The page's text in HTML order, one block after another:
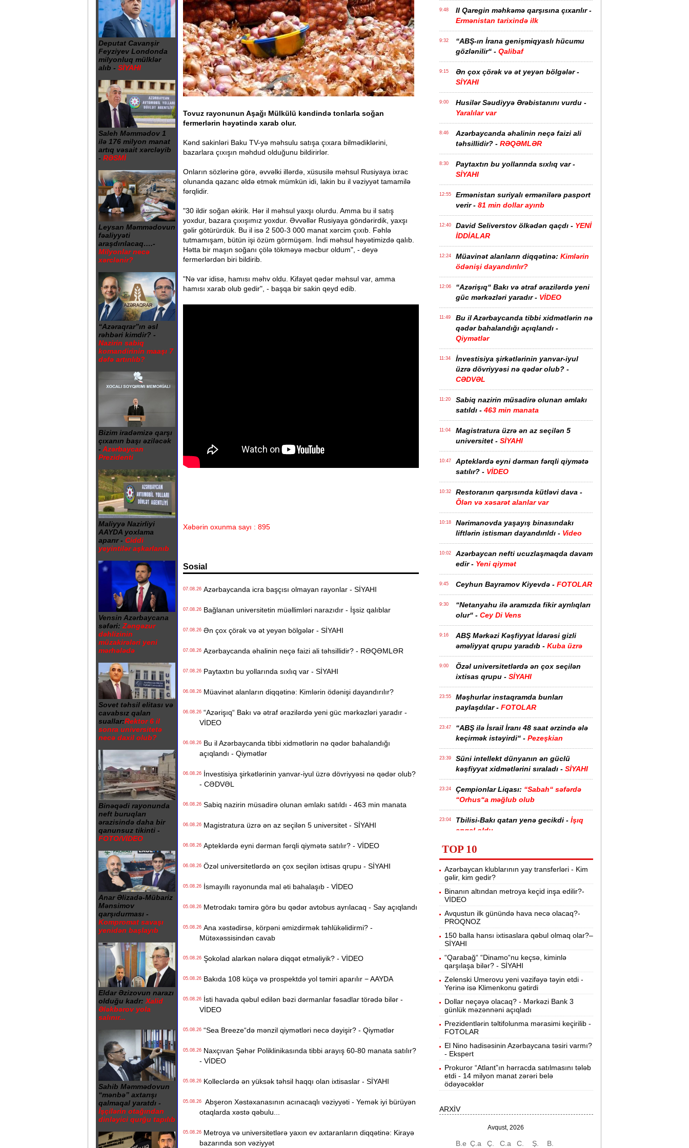
Deputat Cavanşir
Feyziyev Londonda
milyonluq mülklər
alıb - SİYAHI
Saleh Məmmədov 1
ilə 176 milyon manat
artıq vəsait xərcləyib
- RƏSMİ
Leysan Məmmədovun
fəaliyyəti
araşdırılacaq….-
Milyonlar necə
xərclənir?
“Azəraqrar”ın əsl
rəhbəri kimdir? -
Nazirin sabiq
komandirinin maaşı 7
dəfə artırılıb?
Bizim iradəmizə qarşı
çıxanın başı əziləcək
- Azərbaycan
Prezidenti
Maliyyə Nazirliyi
AAYDA yoxlama
aparır - Ciddi
yeyintilər aşkarlanıb
Vensin Azərbaycana
səfəri: Zəngəzur
dəhlizinin
müzakirələri yeni
mərhələdə
Sovet təhsil elitası və
cavabsız qalan
suallar:Rektor 6 il
sonra universitetə
necə daxil olub?
Binəqədi rayonunda
neft buruqları
ərazisində daha bir
qanunsuz tikinti -
FOTO/VİDEO
Anar Əlizadə-Mübariz
Mənsimov
qarşıdurması -
Kompromat savaşı
yenidən başlayıb
Eldar Əzizovun narazı
olduğu kadr: Xalid
Ələkbərov yola
salınır...
Sahib Məmmədovun
“mənbə” axtarışı
qalmaqal yaratdı -
İşçilərin otağından
dinləyici qurğu tapılıb
Tovuz rayonunun Aşağı Mülkülü kəndində tonlarla soğan
fermerlərin həyətində xarab olur.
Kənd sakinləri Baku TV-yə məhsulu satışa çıxara bilmədiklərini,
bazarlara çıxışın məhdud olduğunu bildirirlər.
Onların sözlərinə görə, əvvəlki illərdə, xüsusilə məhsul Rusiyaya ixrac
olunanda qazanc əldə etmək mümkün idi, lakin bu il vəziyyət tamamilə
fərqlidir.
"30 ildir soğan əkirik. Hər il məhsul yaxşı olurdu. Amma bu il satış
yoxdur, bazara çıxışımız yoxdur. Əvvəllər Rusiyaya göndərirdik, yaxşı
gəlir götürürdük. Bu il isə 2 500-3 000 manat xərcim çıxıb. Fəhlə
tutmamışam, bütün işi özüm görmüşəm. İndi məhsul həyətimizdə qalıb.
Hətta bir maşın soğanı çölə tökməyə məcbur oldum", - deyə
fermerlərdən biri bildirib.
"Nə var idisə, hamısı məhv oldu. Kifayət qədər məhsul var, amma
hamısı xarab olub gedir", - başqa bir sakin qeyd edib.
Xəbərin oxunma sayı : 895
Sosial
07.08.26Azərbaycanda icra başçısı olmayan rayonlar - SİYAHI
07.08.26Bağlanan universitetin müəllimləri narazıdır - İşsiz qalıblar
07.08.26Ən çox çörək və ət yeyən bölgələr - SİYAHI
07.08.26Azərbaycanda əhalinin neçə faizi ali təhsillidir? - RƏQƏMLƏR
07.08.26Paytaxtın bu yollarında sıxlıq var - SİYAHI
06.08.26Müavinət alanların diqqətinə: Kimlərin ödənişi dayandırılır?
06.08.26“Azərişıq“ Bakı və ətraf ərazilərdə yeni güc mərkəzləri yaradır -
VİDEO
06.08.26Bu il Azərbaycanda tibbi xidmətlərin nə qədər bahalandığı
açıqlandı - Qiymətlər
06.08.26İnvestisiya şirkətlərinin yanvar-iyul üzrə dövriyyəsi nə qədər olub?
- CƏDVƏL
06.08.26Sabiq nazirin müsadirə olunan əmlakı satıldı - 463 min manata
06.08.26Magistratura üzrə ən az seçilən 5 universitet - SİYAHI
06.08.26Apteklərdə eyni dərman fərqli qiymətə satılır? - VİDEO
06.08.26Özəl universitetlərdə ən çox seçilən ixtisas qrupu - SİYAHI
05.08.26İsmayıllı rayonunda mal əti bahalaşıb - VİDEO
05.08.26Metrodakı təmirə görə bu qədər avtobus ayrılacaq - Say açıqlandı
05.08.26Ana xəstədirsə, körpəni əmizdirmək təhlükəlidirmi? -
Mütəxəssisindən cavab
05.08.26Şokolad alarkən nələrə diqqət etməliyik? - VİDEO
05.08.26Bakıda 108 küçə və prospektdə yol təmiri aparılır − AAYDA
05.08.26İsti havada qəbul edilən bəzi dərmanlar fəsadlar törədə bilər -
VİDEO
05.08.26“Sea Breeze“də mənzil qiymətləri necə dəyişir? - Qiymətlər
05.08.26Naxçıvan Şəhər Poliklinikasında tibbi arayış 60-80 manata satılır?
- VİDEO
05.08.26Kolleclərdə ən yüksək təhsil haqqı olan ixtisaslar - SİYAHI
05.08.26Abşeron Xəstəxanasının acınacaqlı vəziyyəti - Yemək iyi bürüyən
otaqlarda xəstə qəbulu...
05.08.26Metroya və universitetlərə yaxın ev axtaranların diqqətinə: Kirayə
bazarında son vəziyyət
9:48
II Qaregin məhkəmə qarşısına çıxarılır -
Ermənistan tarixində ilk
9:32
“ABŞ-ın İrana genişmiqyaslı hücumu
gözlənilir“ - Qalibaf
9:15
Ən çox çörək və ət yeyən bölgələr -
SİYAHI
9:00
Husilər Səudiyyə Ərəbistanını vurdu -
Yaralılar var
8:46
Azərbaycanda əhalinin neçə faizi ali
təhsillidir? - RƏQƏMLƏR
8:30
Paytaxtın bu yollarında sıxlıq var -
SİYAHI
12:55
Ermənistan suriyalı ermənilərə pasport
verir - 81 min dollar ayırıb
12:40 David Seliverstov ölkədən qaçdı - YENİ
İDDİALAR
12:24 Müavinət alanların diqqətinə: Kimlərin
ödənişi dayandırılır?
12:06
“Azərişıq“ Bakı və ətraf ərazilərdə yeni
güc mərkəzləri yaradır - VİDEO
11:49
Bu il Azərbaycanda tibbi xidmətlərin nə
qədər bahalandığı açıqlandı -
Qiymətlər
11:34
İnvestisiya şirkətlərinin yanvar-iyul
üzrə dövriyyəsi nə qədər olub? -
CƏDVƏL
11:20
Sabiq nazirin müsadirə olunan əmlakı
satıldı - 463 min manata
11:04
Magistratura üzrə ən az seçilən 5
universitet - SİYAHI
10:47
Apteklərdə eyni dərman fərqli qiymətə
satılır? - VİDEO
10:32
Restoranın qarşısında kütləvi dava -
Ölən və xəsarət alanlar var
10:18
Nərimanovda yaşayış binasındakı
liftlərin istismarı dayandırıldı - Video
10:02
Azərbaycan nefti ucuzlaşmaqda davam
edir - Yeni qiymət
9:45 Ceyhun Bayramov Kiyevdə - FOTOLAR
9:30
“Netanyahu ilə aramızda fikir ayrılıqları
olur“ - Cey Di Vens
9:16
ABŞ Mərkəzi Kəşfiyyat İdarəsi gizli
əməliyyat qrupu yaradıb - Kuba üzrə
9:00
Özəl universitetlərdə ən çox seçilən
ixtisas qrupu - SİYAHI
23:55
Məşhurlar instaqramda bunları
paylaşdılar - FOTOLAR
23:47
“ABŞ ilə İsrail İranı 48 saat ərzində ələ
keçirmək istəyirdi“ - Pezeşkian
23:39
Süni intellekt dünyanın ən güclü
kəşfiyyat xidmətlərini sıraladı - SİYAHI
23:24 Çempionlar Liqası: “Sabah“ səfərdə
“Orhus“a məğlub olub
23:04 Tbilisi-Bakı qatarı yenə gecikdi - İşıq
əngəl oldu
22:45 Şəmsi Səmədzadə danışdı:
mənim həyat yoldaşım deyil - VİDEO
22:27
İsmayıllı rayonunda mal əti bahalaşıb -
VİDEO
22:10
Metrodakı təmirə görə bu qədər
avtobus ayrılacaq -
21:50
“Gözəl qadına əvvəlcə görünüşünə
görə yanaşırlar, amma...“ - Aygün
Kazımova
21:32
Ana xəstədirsə, körpəni əmizdirmək
təhlükəlidirmi? -Mütəxəssisindən
cavab
21:13
Şokolad alarkən nələrə diqqət
etməliyik? -
20:57
“Mənə aid bəzi fikirlər təhrif olunub” -
Hikmət Hacıyev
20:40
Bakıda 108 küçə və prospektdə yol
İsti havada qəbul edilən bəzi dərmanlar
fəsadlar törədə bilər -
TOP 10
Azərbaycan klublarının yay transferləri - Kim
gəlir, kim gedir?
Binanın altından metroya keçid inşa edilir?-
VİDEO
Avqustun ilk günündə hava necə olacaq?-
PROQNOZ
150 balla hansı ixtisaslara qəbul olmaq olar?–
SİYAHI
“Qarabağ“ “Dinamo“nu keçsə, kiminlə
qarşılaşa bilər? - SİYAHI
Zelenski Umerovu yeni vəzifəyə təyin etdi -
Yerinə isə Klimenkonu gətirdi
Dollar neçəyə olacaq? - Mərkəzi Bank 3
günlük məzənnəni açıqladı
Prezidentlərin təltifolunma mərasimi keçirilib -
FOTOLAR
El Nino hadisəsinin Azərbaycana təsiri varmı?
- Ekspert
Prokuror “Atlant”ın hərracda satılmasını tələb
etdi - 14 milyon manat zərəri belə
ödəyəcəklər
ARXİV
Avqust, 2026
B.e Ç.a Ç. C.a C. Ş. B.